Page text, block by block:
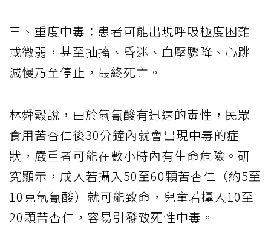
三、重度中毒：患者可能出現呼吸極度困難
或微弱，甚至抽搐、昏迷、血壓驟降、心跳
減慢乃至停止，最終死亡。
林舜穀說，由於氫氰酸有迅速的毒性，民眾
食用苦杏仁後30分鐘內就會出現中毒的症
狀，嚴重者可能在數小時內有生命危險。研
究顯示，成人若攝入50至60顆苦杏仁（約5至
10克氫氰酸）就可能致命，兒童若攝入10至
20顆苦杏仁，容易引發致死性中毒。